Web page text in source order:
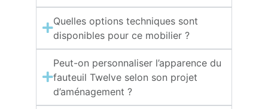
Quelles options techniques sont
disponibles pour ce mobilier ?
Peut-on personnaliser l’apparence du
fauteuil Twelve selon son projet
d’aménagement ?